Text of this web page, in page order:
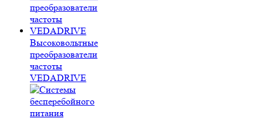
Высоковольтные
преобразователи
частоты
VEDADRIVE